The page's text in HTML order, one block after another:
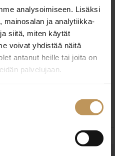
analysoimiseen. Lisäksi
mainosalan ja analytiikka-
siitä, miten käytät
voivat yhdistää näitä
antanut heille tai joita on
palvelujaan.
liikkumalla,
sekä perheen ja ystävien
Saaristomerellä. Olen
eri yhdistyksissä.